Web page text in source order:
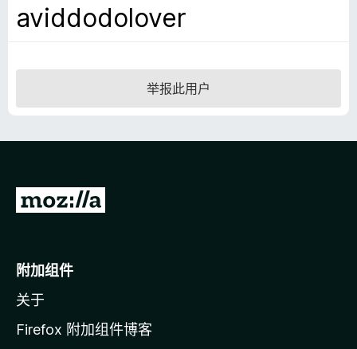
览
加
组
aviddodolover
举报此用户
转
o
i
l
附加组件
关于
Firefox 附加组件博客